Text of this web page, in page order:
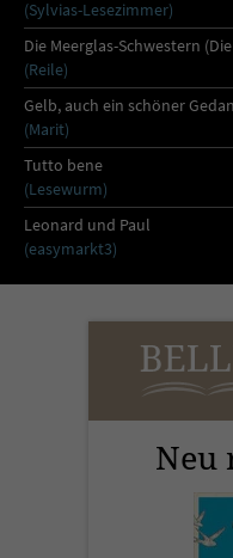
(Sylvias-Lesezimmer)
Die Meerglas-Schwestern
(Reile)
Gelb, auch ein schöner
(Marit)
Tutto bene
(Lesewurm)
Leonard und Paul
(easymarkt3)
Neu